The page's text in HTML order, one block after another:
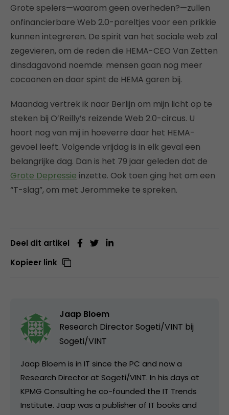
Grote spelers—waarom geen overheden?—zullen
onfinancierbare Web 2.0-pareltjes voor een prikkie
kunnen integreren. De spirit van het sociale web zal
zegevieren, om de reden die HEMA-CEO Van Zetten
dinsdagavond noemde: mensen gaan nog meer
cocoonen en daar spint de HEMA garen bij.
Maandag vertrek ik naar Berlijn om mijn licht op te
steken bij O’Reilly’s reizende Web 2.0-circus. U
hoort nog van mij in hoeverre daar het HEMA-
gevoel leeft. Volgende vrijdag is in elk geval een
belangrijke dag. Dan is het 79 jaar geleden dat de
Grote Depressie inzette. Ook toen ging het om een
“T-slag”, om met Jerommeke te spreken.
Deel dit artikel
Kopieer link
Jaap Bloem
Research Director Sogeti/VINT bij
Sogeti/VINT
Jaap Bloem is in IT since the PC and now a
Research Director at Sogeti/VINT. In his days at
KPMG Consulting he co-founded the IT Trends
Institute. Jaap was a publisher of IT books and